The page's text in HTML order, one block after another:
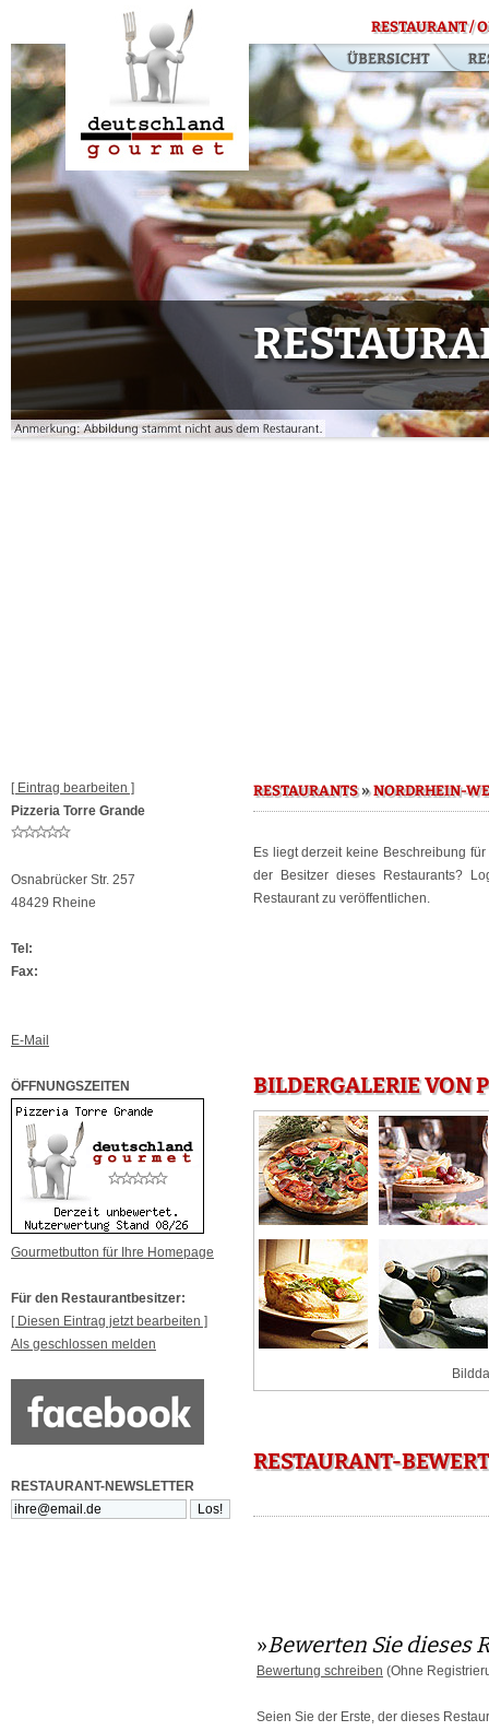
RESTAURANT /
[ Eintrag bearbeiten ]
Pizzeria Torre Grande
Osnabrücker Str. 257
48429 Rheine
Tel:
Fax:
E-Mail
ÖFFNUNGSZEITEN
Gourmetbutton für Ihre Homepage
Für den Restaurantbesitzer:
[ Diesen Eintrag jetzt bearbeiten ]
Als geschlossen melden
RESTAURANT-NEWSLETTER
RESTAURANTS»NORDRHEIN-
Es liegt derzeit keine Beschreibung
der Besitzer dieses Restaurants?
Restaurant zu veröffentlichen.
BILDERGALERIE VON
RESTAURANT-
»Bewerten Sie dieses
Bewertung schreiben (Ohne
Seien Sie der Erste, der dieses